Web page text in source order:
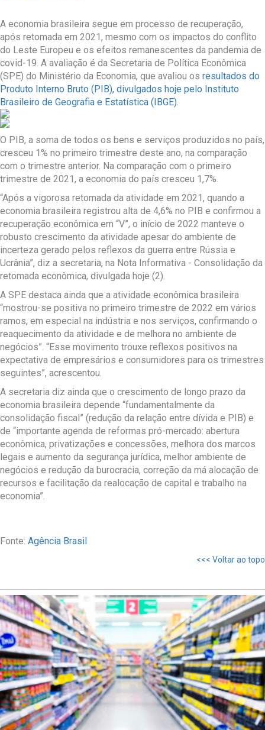
A economia brasileira segue em processo de recuperação,
após retomada em 2021, mesmo com os impactos do conflito
do Leste Europeu e os efeitos remanescentes da pandemia de
covid-19. A avaliação é da Secretaria de Política Econômica
(SPE) do Ministério da Economia, que avaliou os resultados do
Produto Interno Bruto (PIB), divulgados hoje pelo Instituto
Brasileiro de Geografia e Estatística (IBGE).
O PIB, a soma de todos os bens e serviços produzidos no país,
cresceu 1% no primeiro trimestre deste ano, na comparação
com o trimestre anterior. Na comparação com o primeiro
trimestre de 2021, a economia do país cresceu 1,7%.
“Após a vigorosa retomada da atividade em 2021, quando a
economia brasileira registrou alta de 4,6% no PIB e confirmou a
recuperação econômica em “V”, o início de 2022 manteve o
robusto crescimento da atividade apesar do ambiente de
incerteza gerado pelos reflexos da guerra entre Rússia e
Ucrânia”, diz a secretaria, na Nota Informativa - Consolidação da
retomada econômica, divulgada hoje (2).
A SPE destaca ainda que a atividade econômica brasileira
“mostrou-se positiva no primeiro trimestre de 2022 em vários
ramos, em especial na indústria e nos serviços, confirmando o
reaquecimento da atividade e de melhora no ambiente de
negócios”. “Esse movimento trouxe reflexos positivos na
expectativa de empresários e consumidores para os trimestres
seguintes”, acrescentou.
A secretaria diz ainda que o crescimento de longo prazo da
economia brasileira depende “fundamentalmente da
consolidação fiscal” (redução da relação entre dívida e PIB) e
de “importante agenda de reformas pró-mercado: abertura
econômica, privatizações e concessões, melhora dos marcos
legais e aumento da segurança jurídica, melhor ambiente de
negócios e redução da burocracia, correção da má alocação de
recursos e facilitação da realocação de capital e trabalho na
economia”.
Fonte: Agência Brasil
<<< Voltar ao topo